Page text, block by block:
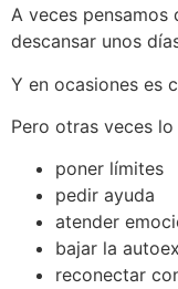
A veces pensamos
descansar unos
Y en ocasiones es
Pero otras veces
poner límites
pedir ayuda
atender
bajar la
reconectar